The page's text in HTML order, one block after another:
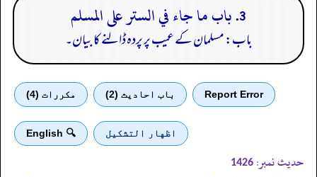
3. باب ما جاء في الستر على المسلم
باب: مسلمان کے عیب پر پردہ ڈالنے کا بیان۔
Report Error باب احادیث (2) مكررات (4)
اظهار التشكيل 🔍 English
حدیث نمبر: 1426